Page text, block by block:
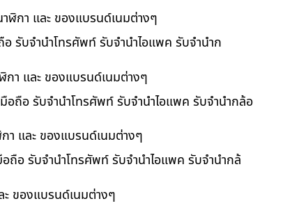
ฬิกา และ ของแบรนด์เนมต่างๆ
รับจำนำโทรศัพท์ รับจำนำไอแพค รับจำนำก
กา และ ของแบรนด์เนมต่างๆ
ถือ รับจำนำโทรศัพท์ รับจำนำไอแพค รับจำนำกล้อ
า และ ของแบรนด์เนมต่างๆ
ถือ รับจำนำโทรศัพท์ รับจำนำไอแพค รับจำนำกล้
ของแบรนด์เนมต่างๆ